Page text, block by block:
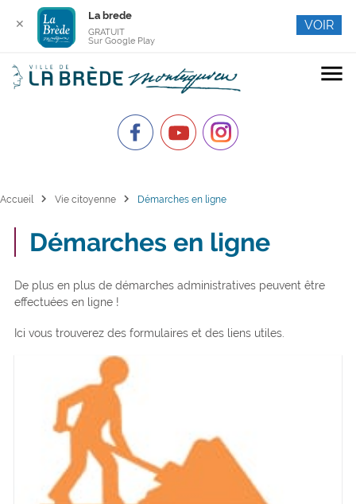
menu
Accueil chevron_right Vie citoyenne chevron_right Démarches en ligne
Démarches en ligne
De plus en plus de démarches administratives peuvent être
effectuées en ligne !
Ici vous trouverez des formulaires et des liens utiles.
✕
La brede
GRATUIT
Sur Google Play
VOIR